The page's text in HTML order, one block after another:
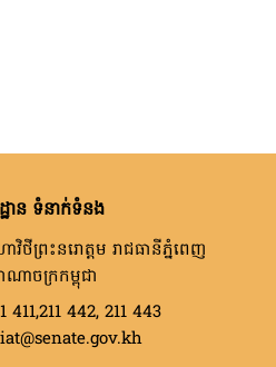
ាន ទំនាក់ទំនង
វិថីព្រះនរោត្តម រាជធានីភ្នំពេញ
ណាចក្រកម្ពុជា
411,211 442, 211 443